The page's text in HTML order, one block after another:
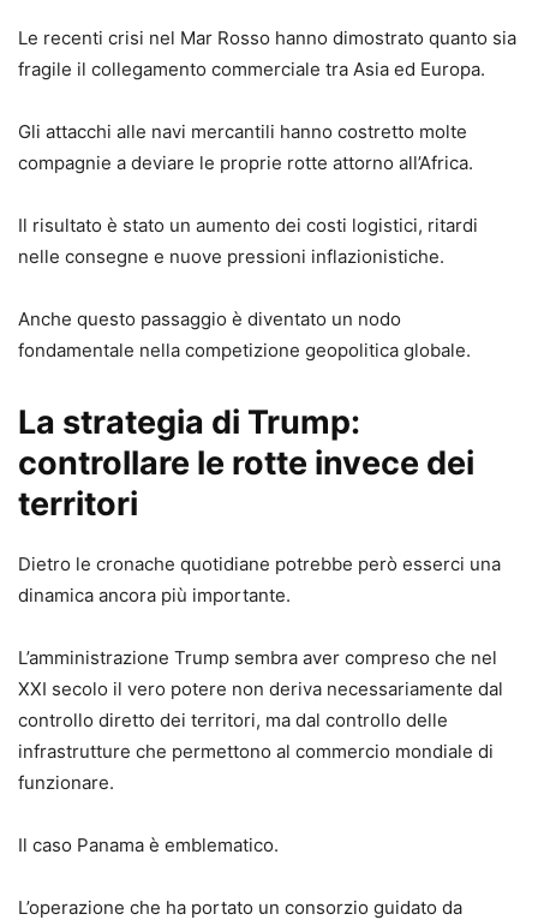
Le recenti crisi nel Mar Rosso hanno dimostrato quanto sia
fragile il collegamento commerciale tra Asia ed Europa.
Gli attacchi alle navi mercantili hanno costretto molte
compagnie a deviare le proprie rotte attorno all’Africa.
Il risultato è stato un aumento dei costi logistici, ritardi
nelle consegne e nuove pressioni inflazionistiche.
Anche questo passaggio è diventato un nodo
fondamentale nella competizione geopolitica globale.
La strategia di Trump:
controllare le rotte invece dei
territori
Dietro le cronache quotidiane potrebbe però esserci una
dinamica ancora più importante.
L’amministrazione Trump sembra aver compreso che nel
XXI secolo il vero potere non deriva necessariamente dal
controllo diretto dei territori, ma dal controllo delle
infrastrutture che permettono al commercio mondiale di
funzionare.
Il caso Panama è emblematico.
L’operazione che ha portato un consorzio guidato da